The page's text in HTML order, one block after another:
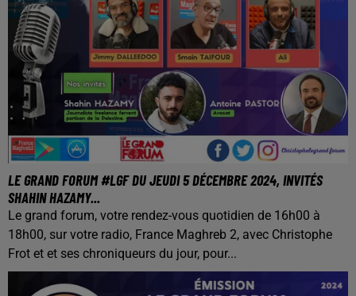
LE GRAND FORUM #LGF DU JEUDI 5 DÉCEMBRE 2024, INVITÉS
SHAHIN HAZAMY...
Le grand forum, votre rendez-vous quotidien de 16h00 à
18h00, sur votre radio, France Maghreb 2, avec Christophe
Frot et et ses chroniqueurs du jour, pour...